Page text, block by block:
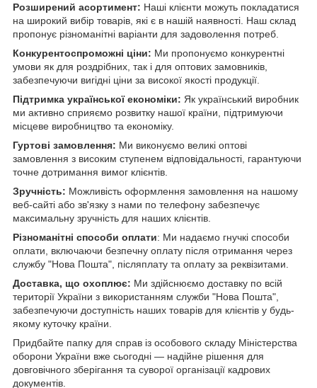
Розширений асортимент: Наші клієнти можуть покладатися
на широкий вибір товарів, які є в нашій наявності. Наш склад
пропонує різноманітні варіанти для задоволення потреб.
Конкурентоспроможні ціни: Ми пропонуємо конкурентні
умови як для роздрібних, так і для оптових замовників,
забезпечуючи вигідні ціни за високої якості продукції.
Підтримка української економіки: Як український виробник
ми активно сприяємо розвитку нашої країни, підтримуючи
місцеве виробництво та економіку.
Гуртові замовлення: Ми виконуємо великі оптові
замовлення з високим ступенем відповідальності, гарантуючи
точне дотримання вимог клієнтів.
Зручність: Можливість оформлення замовлення на нашому
веб-сайті або зв'язку з нами по телефону забезпечує
максимальну зручність для наших клієнтів.
Різноманітні способи оплати: Ми надаємо гнучкі способи
оплати, включаючи безпечну оплату після отримання через
службу "Нова Пошта", післяплату та оплату за реквізитами.
Доставка, що охоплює: Ми здійснюємо доставку по всій
території України з використанням служби "Нова Пошта",
забезпечуючи доступність наших товарів для клієнтів у будь-
якому куточку країни.
Придбайте папку для справ із особового складу Міністерства
оборони України вже сьогодні — надійне рішення для
довговічного зберігання та суворої організації кадрових
документів.